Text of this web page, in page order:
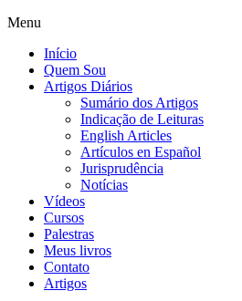
Menu
Início
Quem Sou
Artigos Diários
Sumário dos Artigos
Indicação de Leituras
English Articles
Artículos en Español
Jurisprudência
Notícias
Vídeos
Cursos
Palestras
Meus livros
Contato
Artigos